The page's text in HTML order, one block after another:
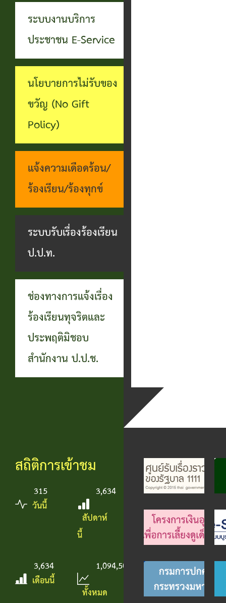
Service)
เว็บไซต์
ระบบงานบริการ
ประชาชน E-Service
นโยบายการไม่รับของ
ขวัญ (No Gift
Policy)
แจ้งความเดือดร้อน/
ร้องเรียน/ร้องทุกข์
ระบบรับเรื่องร้องเรียน
ป.ป.ท.
ช่องทางการแจ้งเรื่อง
ร้องเรียนทุจริตและ
ประพฤติมิชอบ
สำนักงาน ป.ป.ช.
สถิติการเข้าชม
315
วันนี้
3,634
สัปดาห์
นี้
3,634
เดือนนี้
1,094,501
ทั้งหมด